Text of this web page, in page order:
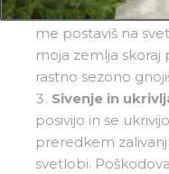
hranil. Tej težavi se
me postaviš na
moja zemlja
rastno sezono
Sivenje in
posivijo in se
preredkem
svetlobi.